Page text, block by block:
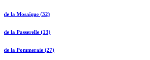
de la Mosaïque (32)
de la Passerelle (13)
de la Pommeraie (27)